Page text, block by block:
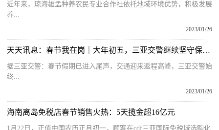
近年来，琼海雄孟种养农民专业合作社依托地域环境优势，积极发展
养...
2023/01/26
天天讯息：春节我在岗｜大年初五，三亚交警继续坚守保畅通保安全
据三亚交警：春节假期已进入尾声，交通迎来返程高峰，三亚交警始
终...
2023/01/26
海南离岛免税店春节销售火热：5天揽金超16亿元
1月22日，正值中国农历正月初一，顾客在cdf三亚国际免税城选购化